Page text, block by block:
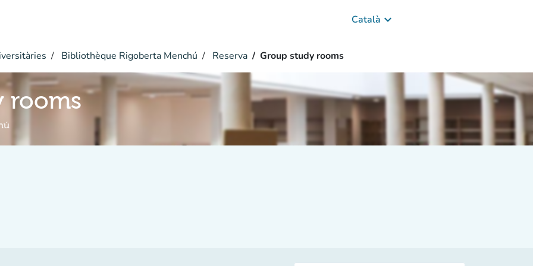
Català keyboard_arrow_down
Bibliothèque Rigoberta Menchú Reserva Group study rooms
rooms